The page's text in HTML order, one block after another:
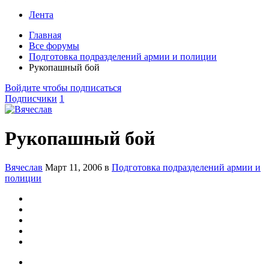
Лента
Главная
Все форумы
Подготовка подразделений армии и полиции
Рукопашный бой
Войдите чтобы подписаться
Подписчики 1
Рукопашный бой
Вячеслав Март 11, 2006 в Подготовка подразделений армии и
полиции